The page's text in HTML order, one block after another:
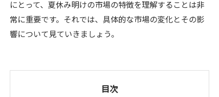
にとって、夏休み明けの市場の特徴を理解することは非
常に重要です。それでは、具体的な市場の変化とその影
響について見ていきましょう。
目次